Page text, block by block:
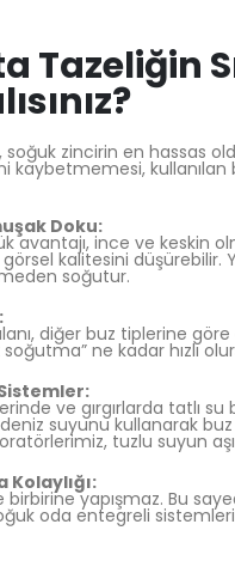
Tazeliğin
zincirin en hassas
kaybetmemesi, kullanılan
Doku:
ince ve keskin
kalitesini düşürebilir.
soğutur.
diğer buz tiplerine göre
soğutma” ne kadar hızlı
ve gırgırlarda tatlı
suyunu kullanarak
tuzlu suyun
yapışmaz. Bu
oda entegreli